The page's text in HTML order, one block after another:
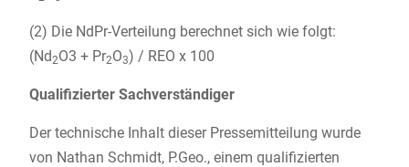
(2) Die NdPr-Verteilung berechnet sich wie folgt:
(Nd2O3 + Pr2O3) / REO x 100
Qualifizierter Sachverständiger
Der technische Inhalt dieser Pressemitteilung wurde
von Nathan Schmidt, P.Geo., einem qualifizierten